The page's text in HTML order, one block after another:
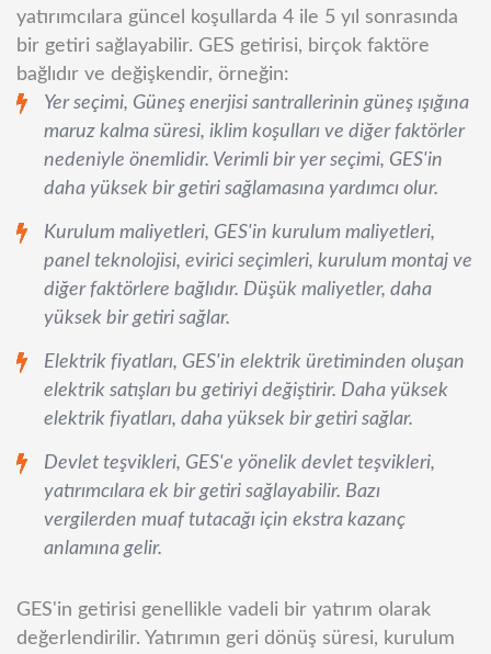
yatırımcılara güncel koşullarda 4 ile 5 yıl sonrasında
bir getiri sağlayabilir. GES getirisi, birçok faktöre
bağlıdır ve değişkendir, örneğin:
Yer seçimi, Güneş enerjisi santrallerinin güneş ışığına
maruz kalma süresi, iklim koşulları ve diğer faktörler
nedeniyle önemlidir. Verimli bir yer seçimi, GES'in
daha yüksek bir getiri sağlamasına yardımcı olur.
Kurulum maliyetleri, GES'in kurulum maliyetleri,
panel teknolojisi, evirici seçimleri, kurulum montaj ve
diğer faktörlere bağlıdır. Düşük maliyetler, daha
yüksek bir getiri sağlar.
Elektrik fiyatları, GES'in elektrik üretiminden oluşan
elektrik satışları bu getiriyi değiştirir. Daha yüksek
elektrik fiyatları, daha yüksek bir getiri sağlar.
Devlet teşvikleri, GES'e yönelik devlet teşvikleri,
yatırımcılara ek bir getiri sağlayabilir. Bazı
vergilerden muaf tutacağı için ekstra kazanç
anlamına gelir.
GES'in getirisi genellikle vadeli bir yatırım olarak
değerlendirilir. Yatırımın geri dönüş süresi, kurulum